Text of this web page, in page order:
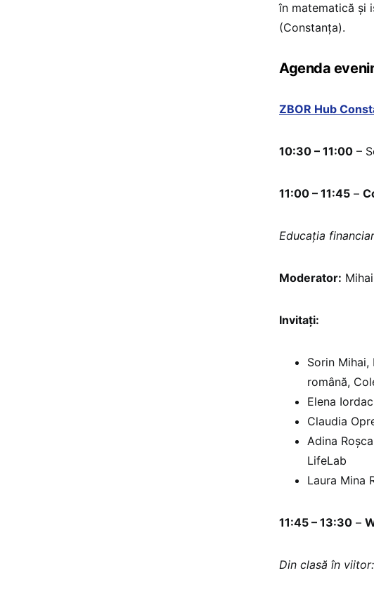
în matematică și
(Constanța).
Agenda
ZBOR Hub
10:30 – 11:00 –
11:00 – 11:45 –
Educația
Moderator:
Invitați:
Sorin
română,
Elena
Claudia
Adina
LifeLab
Laura Mina
11:45 – 13:30 –
Din clasă în